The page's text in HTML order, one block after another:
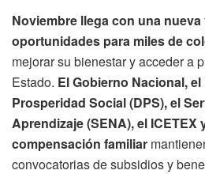
Noviembre llega con una
oportunidades para miles de
mejorar su bienestar y acceder a
Estado. El Gobierno Nacional,
Prosperidad Social (DPS), el
Aprendizaje (SENA), el ICETEX
compensación familiar
convocatorias de subsidios y